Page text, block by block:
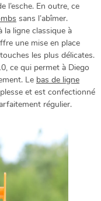
En outre, ce
sans l’abîmer.
la ligne classique à
une mise en place
les plus délicates.
ce qui permet à Diego
Le bas de ligne
et est confectionné
régulier.